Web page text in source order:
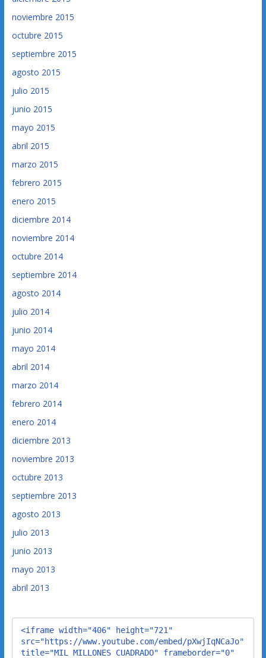
noviembre 2015
octubre 2015
septiembre 2015
agosto 2015
julio 2015
junio 2015
mayo 2015
abril 2015
marzo 2015
febrero 2015
enero 2015
diciembre 2014
noviembre 2014
octubre 2014
septiembre 2014
agosto 2014
julio 2014
junio 2014
mayo 2014
abril 2014
marzo 2014
febrero 2014
enero 2014
diciembre 2013
noviembre 2013
octubre 2013
septiembre 2013
agosto 2013
julio 2013
junio 2013
mayo 2013
abril 2013
<iframe width="406" height="721"
src="https://www.youtube.com/embed/pXwjIqNCaJo"
title="MIL MILLONES CUADRADO" frameborder="0"